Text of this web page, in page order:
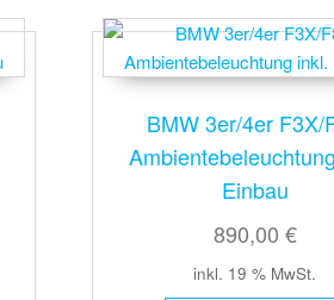
BMW 3er/4er F3X/
Einbau
890,00 €
inkl. 19 % MwSt.